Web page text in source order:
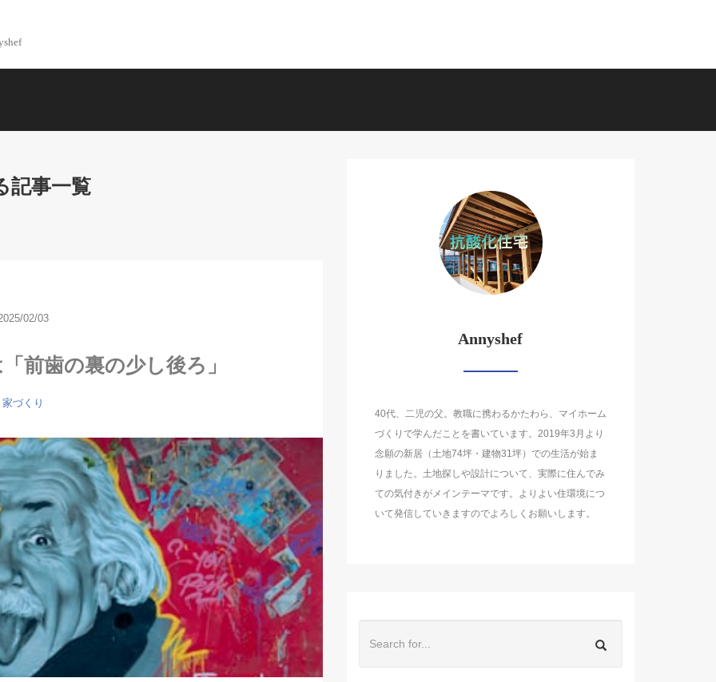
記事一覧
02/03
前歯の裏の少し後ろ」
家づくり
Annyshef
40代、二児の父。教職に携わるかたわら、マイホーム
づくりで学んだことを書いています。2019年3月より
念願の新居（土地74坪・建物31坪）での生活が始ま
りました。土地探しや設計について、実際に住んでみ
ての気付きがメインテーマです。よりよい住環境につ
いて発信していきますのでよろしくお願いします。